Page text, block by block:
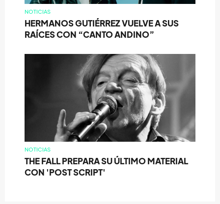
NOTICIAS
HERMANOS GUTIÉRREZ VUELVE A SUS
RAÍCES CON “CANTO ANDINO”
NOTICIAS
THE FALL PREPARA SU ÚLTIMO MATERIAL
CON 'POST SCRIPT'